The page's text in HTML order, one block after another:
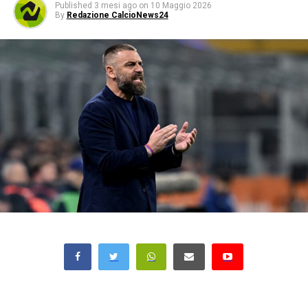
Published 3 mesi ago on 10 Maggio 2026
By Redazione CalcioNews24